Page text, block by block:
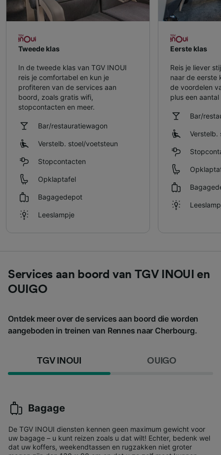
Tweede klas
In de tweede klas van TGV INOUI
reis je comfortabel en kun je
profiteren van de services aan
boord, zoals gratis wifi,
stopcontacten en meer.
Bar/restauratiewagon
Verstelb. stoel/​voetsteun
Stopcontacten
Opklaptafel
Bagagedepot
Leeslampje
Eerste klas
Reis je liever
naar de eerste
de voordelen
plus een
Bar/
Verstelb.
Services aan boord van TGV INOUI en
OUIGO
Ontdek meer over de services aan boord die worden
aangeboden in treinen van Rennes naar Cherbourg.
TGV INOUI OUIGO
Bagage
De TGV INOUI diensten kennen geen maximum gewicht voor
uw bagage – u kunt reizen zoals u dat wilt! Echter, bedenk wel
dat uw koffers, weekendtassen en rugzakken niet groter